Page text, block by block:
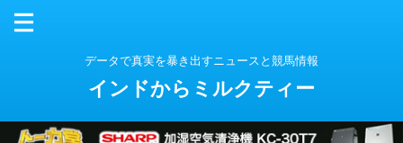
データで真実を暴き出すニュースと競馬情報
インドからミルクティー